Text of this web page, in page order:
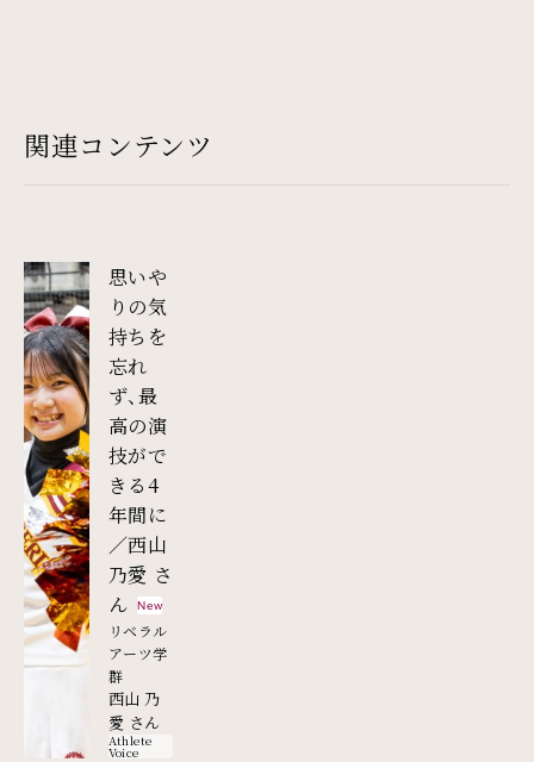
関連コンテンツ
思いや
りの気
持ちを
忘れ
ず、最
高の演
技がで
きる4
年間に
／西山
乃愛 さ
ん外部リンク
New
リベラル
アーツ学
群
西山 乃
愛 さん
Athlete
Voice